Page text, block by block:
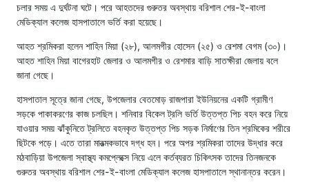
চলার সময় এ দুর্ঘটনা ঘটে। পরে আহতদের গুরুতর অবস্থায় বরিশাল শের-ই-বাংলা
মেডিক্যাল কলেজ হাসপাতালে ভর্তি করা হয়েছে।
আহত শ্রমিকরা হলেন শাহিন মিয়া (২৮), আলমগীর হোসেন (২৫) ও রেশমা বেগম (৩০)।
আহত শাহিন মিয়া বাগেরহাট জেলার ও আলমগীর ও রেশমার বাড়ি সাতক্ষীরা জেলায় বলে
জানা গেছে।
হাসপাতাল সূত্রে জানা গেছে, উপজেলার বেতমোড় রাজপারা ইউনিয়নের একটি গ্রামীণ
সড়কে পাকাকরণের কাজ চলছিল। শনিবার বিকেল ট্রলি ভর্তি উত্তপ্ত পিচ বহন করে নিয়ে
যাওয়ার সময় ঝাঁকুনিতে ট্রলিতে বহনকৃত উত্তপ্ত পিচ সড়ক নির্মাণের তিন শ্রমিকের শরীরে
ছিটকে পড়ে। এতে তারা মারত্মকভাবে দগ্ধ হন। পরে অপর শ্রমিকরা তাদের উদ্ধার করে
মঠবাড়িয়া উপজেলা স্বাস্থ্য কমপ্লেক্সে নিয়ে এলে কর্তব্যরত চিকিৎসক তাদের তিনজনকে
গুরুতর অবস্থায় বরিশাল শের-ই-বাংলা মেডিক্যাল কলেজ হাসপাতালে স্থানান্তর করেন।